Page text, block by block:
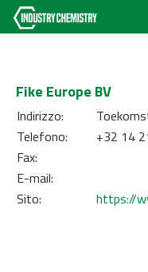
Fike Europe BV
Indirizzo:
Telefono:
+32 14
Fax:
E-mail:
Sito:
https://